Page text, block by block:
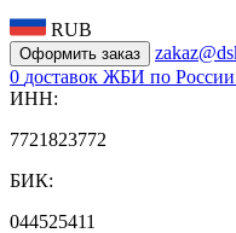
RUB
Оформить заказ
0 доставок ЖБИ по России
ИНН:
7721823772
БИК:
044525411